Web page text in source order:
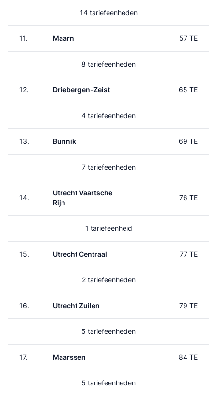
14 tariefeenheden
11. Maarn 57 TE
8 tariefeenheden
12. Driebergen-Zeist 65 TE
4 tariefeenheden
13. Bunnik 69 TE
7 tariefeenheden
14.
Utrecht Vaartsche
Rijn
76 TE
1 tariefeenheid
15. Utrecht Centraal 77 TE
2 tariefeenheden
16. Utrecht Zuilen 79 TE
5 tariefeenheden
17. Maarssen 84 TE
5 tariefeenheden